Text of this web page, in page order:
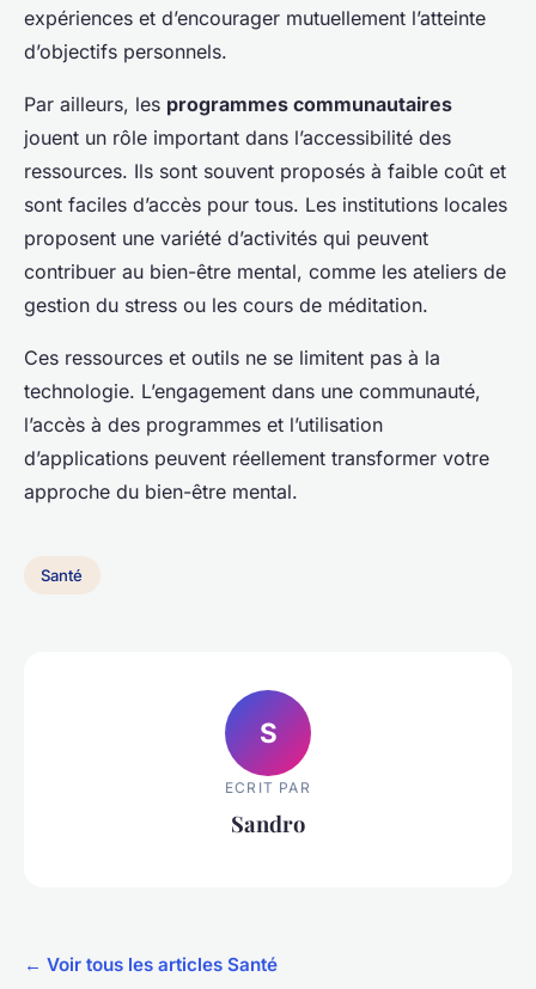
expériences et d’encourager mutuellement l’atteinte
d’objectifs personnels.
Par ailleurs, les programmes communautaires
jouent un rôle important dans l’accessibilité des
ressources. Ils sont souvent proposés à faible coût et
sont faciles d’accès pour tous. Les institutions locales
proposent une variété d’activités qui peuvent
contribuer au bien-être mental, comme les ateliers de
gestion du stress ou les cours de méditation.
Ces ressources et outils ne se limitent pas à la
technologie. L’engagement dans une communauté,
l’accès à des programmes et l’utilisation
d’applications peuvent réellement transformer votre
approche du bien-être mental.
Santé
S
ECRIT PAR
Sandro
← Voir tous les articles Santé